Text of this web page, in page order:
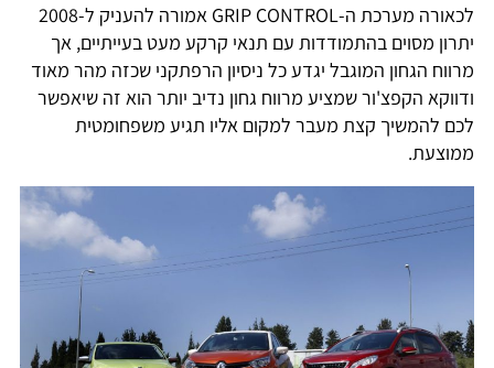
לכאורה מערכת ה-GRIP CONTROL אמורה להעניק ל-2008
יתרון מסוים בהתמודדות עם תנאי קרקע מעט בעייתיים, אך
מרווח הגחון המוגבל יגדע כל ניסיון הרפתקני שכזה מהר מאוד
ודווקא הקפצ'ור שמציע מרווח גחון נדיב יותר הוא זה שיאפשר
לכם להמשיך קצת מעבר למקום אליו תגיע משפחומטית
ממוצעת.